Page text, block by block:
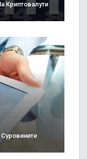
Криптовалути